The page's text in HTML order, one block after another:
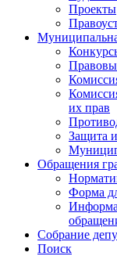
Проекты
их прав
Защита
Обращения
Форма
Собрание
Поиск